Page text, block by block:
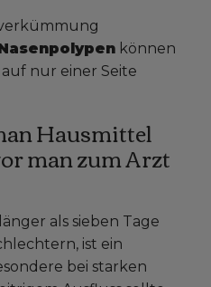
können
nur einer Seite
Hausmittel
man zum Arzt
als sieben Tage
ist ein
bei starken